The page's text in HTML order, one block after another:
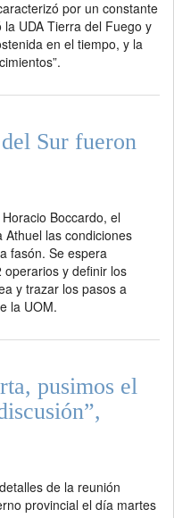
por un constante
UDA Tierra del Fuego y
en el tiempo, y la
Sur fueron
Boccardo, el
las condiciones
fasón. Se espera
y definir los
y trazar los pasos a
la UOM.
pusimos el
de la reunión
provincial el día martes